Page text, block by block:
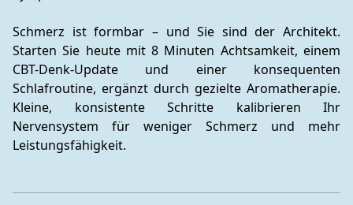
Schmerz ist formbar – und Sie sind der Architekt.
Starten Sie heute mit 8 Minuten Achtsamkeit, einem
CBT-Denk-Update und einer konsequenten
Schlafroutine, ergänzt durch gezielte Aromatherapie.
Kleine, konsistente Schritte kalibrieren Ihr
Nervensystem für weniger Schmerz und mehr
Leistungsfähigkeit.